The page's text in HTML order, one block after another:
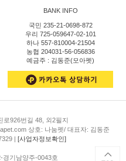
BANK INFO
국민 235-21-0698-872
우리 725-059647-02-101
하나 557-810004-21504
농협 204031-56-056836
예금주 : 김동준(모아펫)
로926번길 48, 외2필지
상호: 나눔펫/ 대표자: 김동준
| [사업자정보확인]
경기남양주-0043호